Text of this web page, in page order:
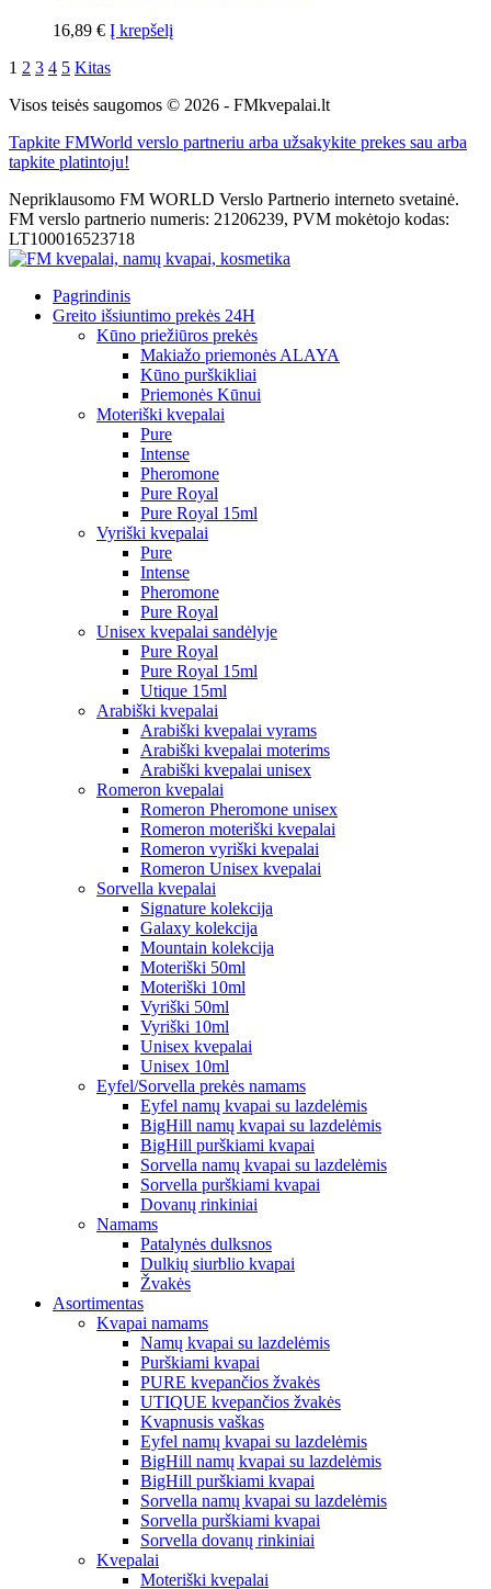
16,89 € Į krepšelį
1 2 3 4 5 Kitas
Visos teisės saugomos © 2026 - FMkvepalai.lt
Tapkite FMWorld verslo partneriu arba užsakykite prekes sau arba
tapkite platintoju!
Nepriklausomo FM WORLD Verslo Partnerio interneto svetainė.
FM verslo partnerio numeris: 21206239, PVM mokėtojo kodas:
LT100016523718
Pagrindinis
Greito išsiuntimo prekės 24H
Kūno priežiūros prekės
Makiažo priemonės ALAYA
Kūno purškikliai
Priemonės Kūnui
Moteriški kvepalai
Pure
Intense
Pheromone
Pure Royal
Pure Royal 15ml
Vyriški kvepalai
Pure
Intense
Pheromone
Pure Royal
Unisex kvepalai sandėlyje
Pure Royal
Pure Royal 15ml
Utique 15ml
Arabiški kvepalai
Arabiški kvepalai vyrams
Arabiški kvepalai moterims
Arabiški kvepalai unisex
Romeron kvepalai
Romeron Pheromone unisex
Romeron moteriški kvepalai
Romeron vyriški kvepalai
Romeron Unisex kvepalai
Sorvella kvepalai
Signature kolekcija
Galaxy kolekcija
Mountain kolekcija
Moteriški 50ml
Moteriški 10ml
Vyriški 50ml
Vyriški 10ml
Unisex kvepalai
Unisex 10ml
Eyfel/Sorvella prekės namams
Eyfel namų kvapai su lazdelėmis
BigHill namų kvapai su lazdelėmis
BigHill purškiami kvapai
Sorvella namų kvapai su lazdelėmis
Sorvella purškiami kvapai
Dovanų rinkiniai
Namams
Patalynės dulksnos
Dulkių siurblio kvapai
Žvakės
Asortimentas
Kvapai namams
Namų kvapai su lazdelėmis
Purškiami kvapai
PURE kvepančios žvakės
UTIQUE kvepančios žvakės
Kvapnusis vaškas
Eyfel namų kvapai su lazdelėmis
BigHill namų kvapai su lazdelėmis
BigHill purškiami kvapai
Sorvella namų kvapai su lazdelėmis
Sorvella purškiami kvapai
Sorvella dovanų rinkiniai
Kvepalai
Moteriški kvepalai